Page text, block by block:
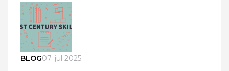
BLOG07. jul 2025.